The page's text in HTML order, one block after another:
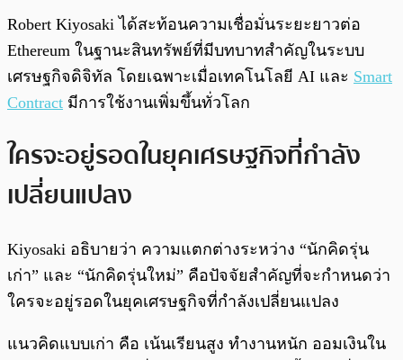
Robert Kiyosaki ได้สะท้อนความเชื่อมั่นระยะยาวต่อ
Ethereum ในฐานะสินทรัพย์ที่มีบทบาทสำคัญในระบบ
เศรษฐกิจดิจิทัล โดยเฉพาะเมื่อเทคโนโลยี AI และ Smart
Contract มีการใช้งานเพิ่มขึ้นทั่วโลก
ใครจะอยู่รอดในยุคเศรษฐกิจที่กำลัง
เปลี่ยนแปลง
Kiyosaki อธิบายว่า ความแตกต่างระหว่าง “นักคิดรุ่น
เก่า” และ “นักคิดรุ่นใหม่” คือปัจจัยสำคัญที่จะกำหนดว่า
ใครจะอยู่รอดในยุคเศรษฐกิจที่กำลังเปลี่ยนแปลง
แนวคิดแบบเก่า คือ เน้นเรียนสูง ทำงานหนัก ออมเงินใน